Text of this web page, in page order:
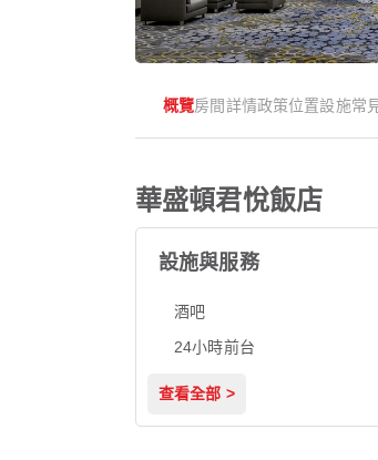
概覽房間詳情政策位置設施常
華盛頓君悅飯店
設施與服務
酒吧
24小時前台
查看全部 >